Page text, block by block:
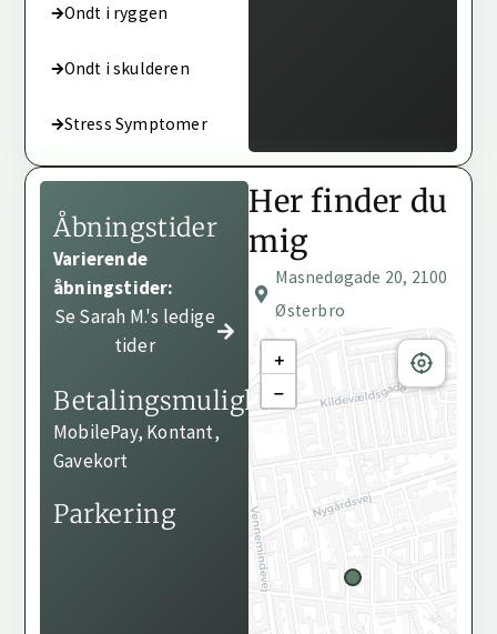
Ondt i ryggen
Ondt i skulderen
Stress Symptomer
Åbningstider
Varierende
åbningstider:
Se Sarah M.'s ledige
tider
Betalingsmuligheder
MobilePay, Kontant,
Gavekort
Parkering
Her finder du
mig
Masnedøgade 20, 2100
Østerbro
+
−